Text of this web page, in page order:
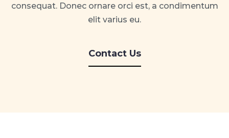
consequat. Donec ornare orci est, a condimentum
elit varius eu.
Contact Us